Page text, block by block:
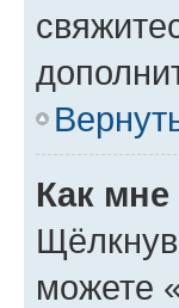
Как
можете